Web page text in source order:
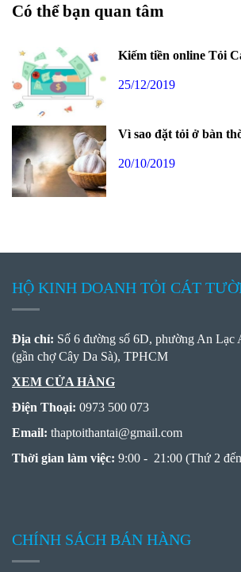
Có thể bạn quan tâm
Kiếm tiền online Tỏi
25/12/2019
Vì sao đặt tỏi ở bàn
20/10/2019
HỘ KINH DOANH TỎI CÁT
Địa chỉ: Số 6 đường số 6D, phường An Lạc
(gần chợ Cây Da Sà), TPHCM
XEM CỬA HÀNG
Điện Thoại: 0973 500 073
Email: thaptoithantai@gmail.com
Thời gian làm việc: 9:00 - 21:00 (Thứ 2
CHÍNH SÁCH BÁN HÀNG